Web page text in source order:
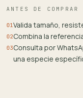
ANTES DE COMPRAR
01Valida tamaño,
02Combina la
03Consulta por
una especie